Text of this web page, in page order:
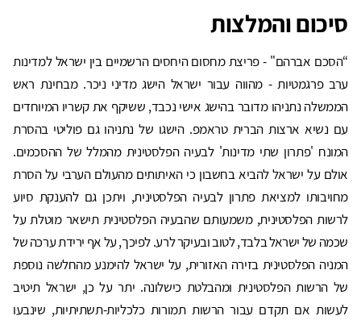
סיכום והמלצות
“הסכם אברהם" - פריצת מחסום היחסים הרשמיים בין ישראל למדינות
ערב פרגמטיות - מהווה עבור ישראל הישג מדיני ניכר. מבחינת ראש
הממשלה נתניהו מדובר בהישג אישי נכבד, ששיקף את קשריו המיוחדים
עם נשיא ארצות הברית טראמפ. הישגו של נתניהו גם פוליטי בהסרת
המונח 'פתרון שתי מדינות' לבעיה הפלסטינית מהמלל של ההסכמים.
אולם על ישראל להביא בחשבון כי האיתותים מהעולם הערבי על הסרת
מחויבותו למציאת פתרון לבעיה הפלסטינית, ויתכן גם להענקת סיוע
לרשות הפלסטינית, משמעותם שהבעיה הפלסטינית תישאר מוטלת על
שכמה של ישראל בלבד, לטוב ובעיקר לרע. לפיכך, על אף ירידת ערכה של
המניה הפלסטינית בזירה האזורית, על ישראל להימנע מהחלשה נוספת
של הרשות הפלסטינית ומהבלטת כישלונה. יתר על כן, ישראל תיטיב
לעשות אם תקדם עבור הרשות תמורות כלכליות-תשתיתיות, שינבעו